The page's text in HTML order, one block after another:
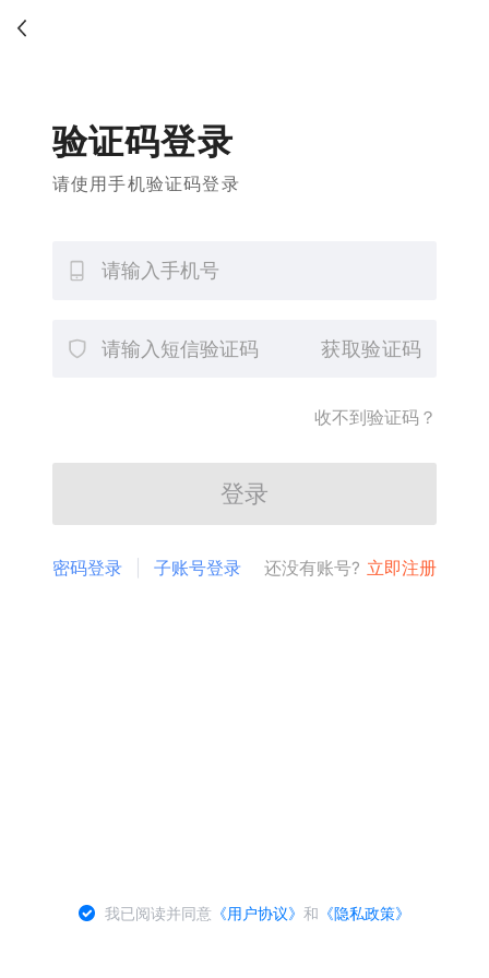
验证码登录
请使用手机验证码登录
获取验证码
收不到验证码？
登录
密码登录 子账号登录 还没有账号? 立即注册
我已阅读并同意 《用户协议》和 《隐私政策》